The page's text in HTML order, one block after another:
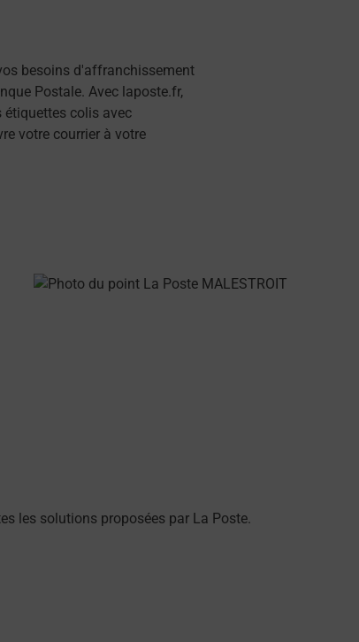
besoins d'affranchissement
Postale. Avec laposte.fr,
étiquettes colis avec
votre courrier à votre
les solutions proposées par La Poste.